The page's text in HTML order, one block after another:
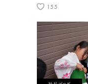
155